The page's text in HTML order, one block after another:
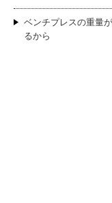
ベンチプレスの重量
るから